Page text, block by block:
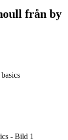
från by